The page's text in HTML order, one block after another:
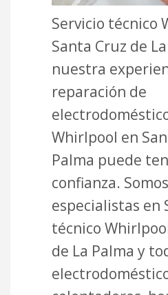
Servicio técnico
Santa Cruz de
nuestra
reparación de
Whirlpool en
Palma puede
confianza. Somos
especialistas en
técnico
de La Palma y